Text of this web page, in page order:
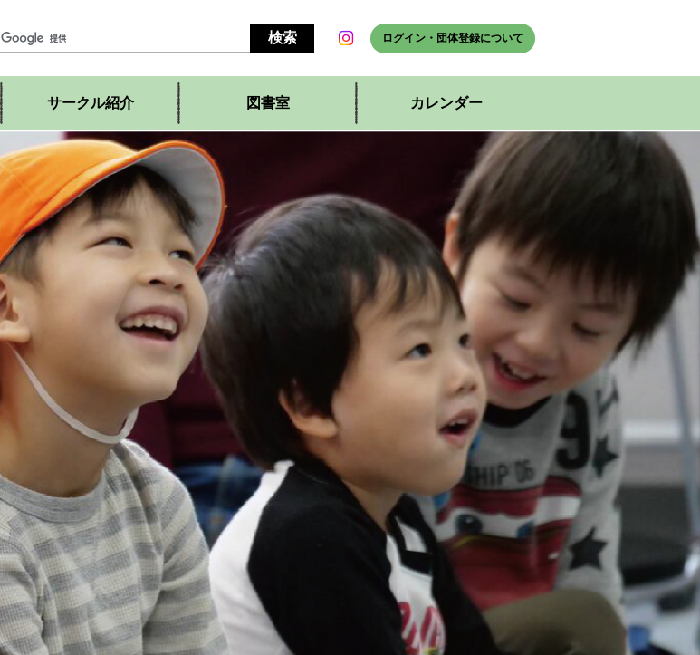
ログイン・団体登録について
サークル紹介 図書室 カレンダー